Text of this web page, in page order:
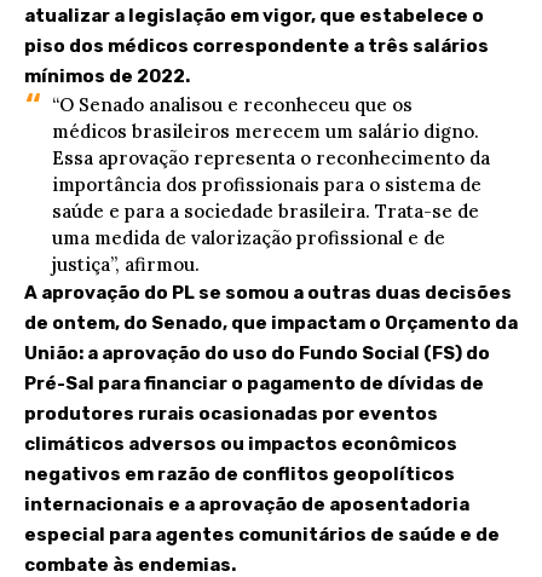
atualizar a legislação em vigor, que estabelece o
piso dos médicos correspondente a três salários
mínimos de 2022.
“O Senado analisou e reconheceu que os
médicos brasileiros merecem um salário digno.
Essa aprovação representa o reconhecimento da
importância dos profissionais para o sistema de
saúde e para a sociedade brasileira. Trata-se de
uma medida de valorização profissional e de
justiça”, afirmou.
A aprovação do PL se somou a outras duas decisões
de ontem, do Senado, que impactam o Orçamento da
União: a aprovação do uso do Fundo Social (FS) do
Pré-Sal para financiar o pagamento de dívidas de
produtores rurais ocasionadas por eventos
climáticos adversos ou impactos econômicos
negativos em razão de conflitos geopolíticos
internacionais e a aprovação de aposentadoria
especial para agentes comunitários de saúde e de
combate às endemias.